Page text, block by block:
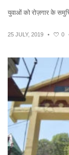
युवाओं को रोज़गार के
25 JULY, 2019 • 0